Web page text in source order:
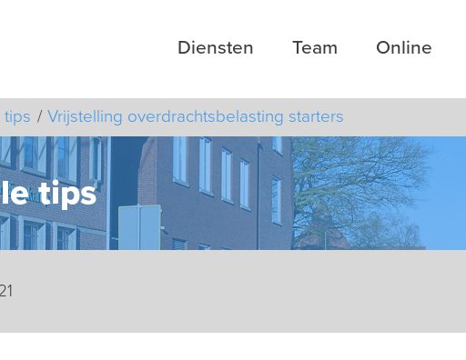
Diensten Team Online
tips Vrijstelling overdrachtsbelasting starters
tips